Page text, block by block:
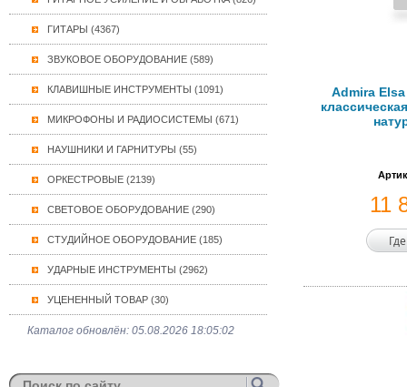
ГИТАРЫ (4367)
ЗВУКОВОЕ ОБОРУДОВАНИЕ (589)
КЛАВИШНЫЕ ИНСТРУМЕНТЫ (1091)
МИКРОФОНЫ И РАДИОСИСТЕМЫ (671)
НАУШНИКИ И ГАРНИТУРЫ (55)
ОРКЕСТРОВЫЕ (2139)
СВЕТОВОЕ ОБОРУДОВАНИЕ (290)
СТУДИЙНОЕ ОБОРУДОВАНИЕ (185)
УДАРНЫЕ ИНСТРУМЕНТЫ (2962)
УЦЕНЕННЫЙ ТОВАР (30)
Каталог обновлён: 05.08.2026 18:05:02
Admira
11